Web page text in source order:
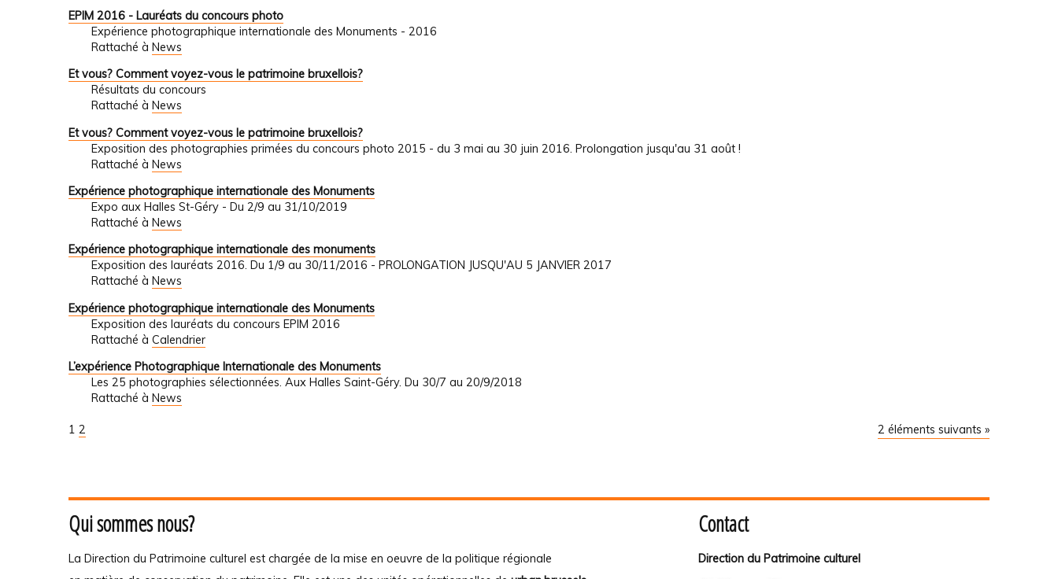
EPIM 2016 - Lauréats du concours photo
Expérience photographique internationale des Monuments - 2016
Rattaché à News
Et vous? Comment voyez-vous le patrimoine bruxellois?
Résultats du concours
Rattaché à News
Et vous? Comment voyez-vous le patrimoine bruxellois?
Exposition des photographies primées du concours photo 2015 - du 3 mai au 30 juin 2016. Prolongation jusqu'au 31 août !
Rattaché à News
Expérience photographique internationale des Monuments
Expo aux Halles St-Géry - Du 2/9 au 31/10/2019
Rattaché à News
Expérience photographique internationale des monuments
Exposition des lauréats 2016. Du 1/9 au 30/11/2016 - PROLONGATION JUSQU'AU 5 JANVIER 2017
Rattaché à News
Expérience photographique internationale des Monuments
Exposition des lauréats du concours EPIM 2016
Rattaché à Calendrier
L’expérience Photographique Internationale des Monuments
Les 25 photographies sélectionnées. Aux Halles Saint-Géry. Du 30/7 au 20/9/2018
Rattaché à News
2 éléments suivants »
1 2
Qui sommes nous?
La Direction du Patrimoine culturel est chargée de la mise en oeuvre de la politique régionale
Contact
Direction du Patrimoine culturel